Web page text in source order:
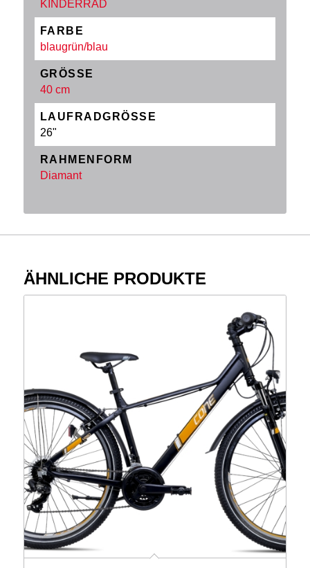
KINDERRAD
FARBE
blaugrün/blau
GRÖSSE
40 cm
LAUFRADGRÖSSE
26"
RAHMENFORM
Diamant
ÄHNLICHE PRODUKTE